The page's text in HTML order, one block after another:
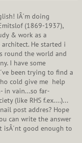
IÂ´m doing
(1869-1937),
& work as a
He started i
round the world and
I have some
been trying to find a
cold give me help
in vain...so far-
(like RHS f.ex....)...
post addres? Hope
can write the answer
isÂ´nt good enough to